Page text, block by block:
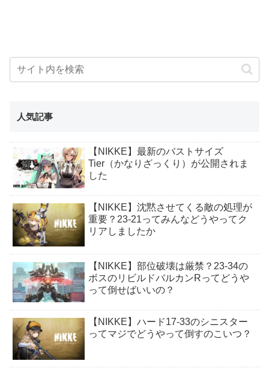
人気記事
【NIKKE】最新のバストサイズ
Tier（かなりざっくり）が公開されま
した
【NIKKE】沈黙させてくる敵の処理が
重要？23-21ってみんなどうやってク
リアしましたか
【NIKKE】部位破壊は厳禁？23-34の
ボスのリビルドバルカンRってどうや
って倒せばいいの？
【NIKKE】ハード17-33のシニスター
ってマジでどうやって倒すのこいつ？